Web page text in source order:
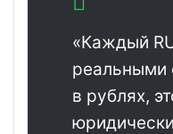
«Каждый
реальными
в рублях,